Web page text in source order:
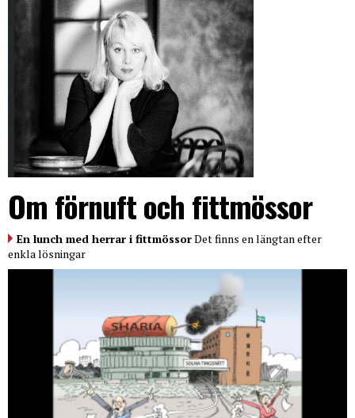
Om förnuft och fittmössor
En lunch med herrar i fittmössorDet finns en längtan efter
enkla lösningar